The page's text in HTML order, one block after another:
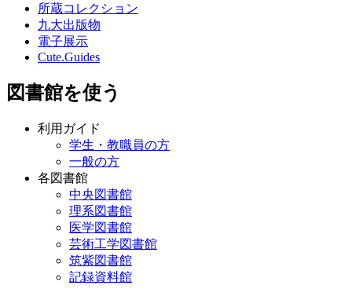
所蔵コレクション
九大出版物
電子展示
Cute.Guides
図書館を使う
利用ガイド
学生・教職員の方
一般の方
各図書館
中央図書館
理系図書館
医学図書館
芸術工学図書館
筑紫図書館
記録資料館